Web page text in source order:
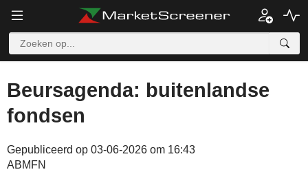
Beursagenda: buitenlandse
fondsen
Gepubliceerd op 03-06-2026 om 16:43
ABMFN